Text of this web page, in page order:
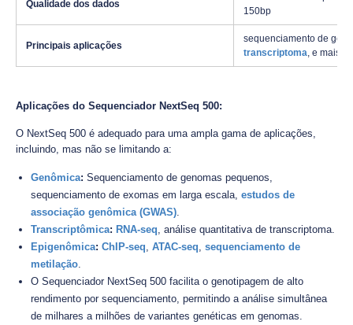
Qualidade dos dados
150bp
Principais aplicações
sequenciamento de
transcriptoma, e mais.
Aplicações do Sequenciador NextSeq 500:
O NextSeq 500 é adequado para uma ampla gama de aplicações,
incluindo, mas não se limitando a:
Genômica: Sequenciamento de genomas pequenos,
sequenciamento de exomas em larga escala, estudos de
associação genômica (GWAS).
Transcriptômica: RNA-seq, análise quantitativa de transcriptoma.
Epigenômica: ChIP-seq, ATAC-seq, sequenciamento de
metilação.
O Sequenciador NextSeq 500 facilita o genotipagem de alto
rendimento por sequenciamento, permitindo a análise simultânea
de milhares a milhões de variantes genéticas em genomas.